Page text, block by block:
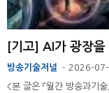
방송기술저널 - 2026-
<본 글은 『월간 방송과기